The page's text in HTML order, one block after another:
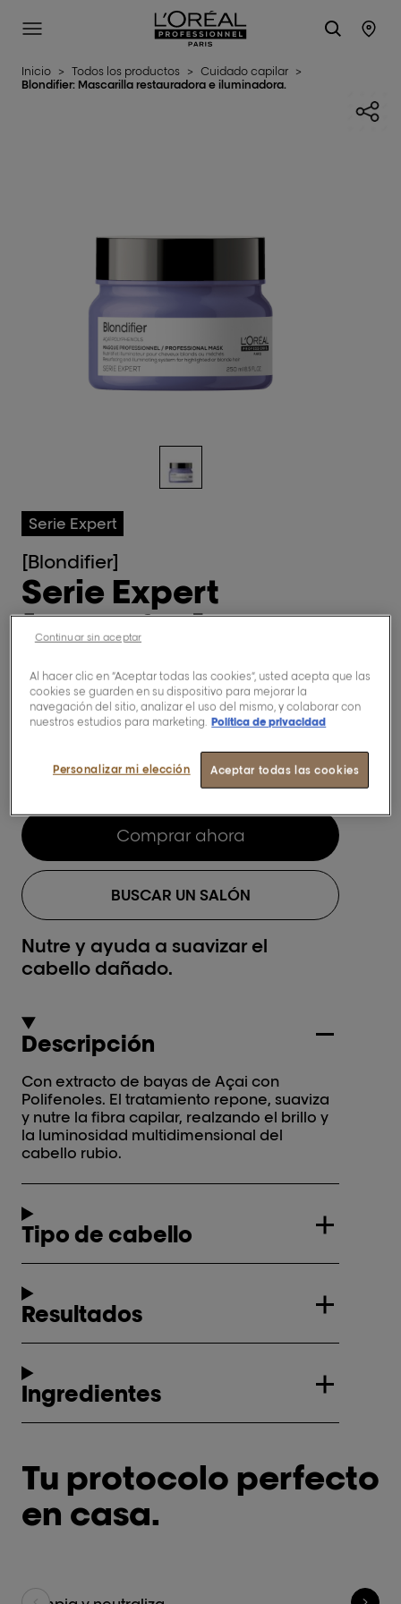
L'Oréal Professionnel Paris
SITE MENU
Inicio > Todos los productos > Cuidado capilar >
Blondifier: Mascarilla restauradora e iluminadora.
Serie Expert
[Blondifier]
Serie Expert
[Blondifier]
Mascarilla
restauradora e
iluminadora
Nutre y ayuda a suavizar el
cabello dañado.
Comprar ahora
BUSCAR UN SALÓN
Descripción
Con extracto de bayas de Açai con
Polifenoles. El tratamiento repone, suaviza
y nutre la fibra capilar, realzando el brillo y
la luminosidad multidimensional del
cabello rubio.
Tipo de cabello
Resultados
Ingredientes
Tu protocolo perfecto
en casa.
Al hacer clic en “Aceptar todas las cookies”, usted acepta que las
cookies se guarden en su dispositivo para mejorar la
navegación del sitio, analizar el uso del mismo, y colaborar con
nuestros estudios para marketing. Política de privacidad
Aceptar todas las cookies
Personalizar mi elección
Continuar sin aceptar